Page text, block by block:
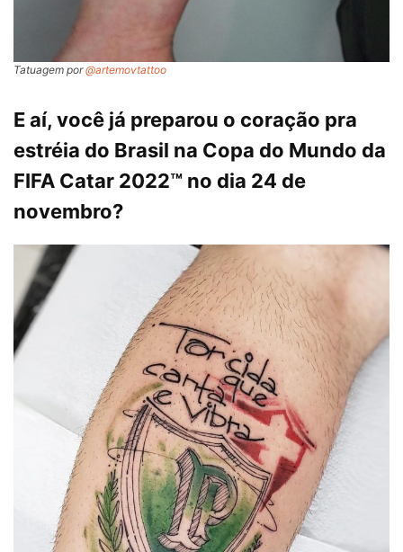
Tatuagem por@artemovtattoo
E aí, você já preparou o coração pra
estréia do Brasil na Copa do Mundo da
FIFA Catar 2022™ no dia 24 de
novembro?